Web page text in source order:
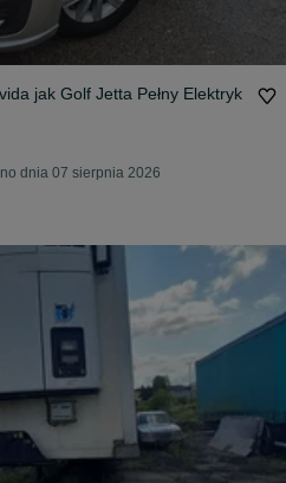
jak Golf Jetta Pełny Elektryk
dnia 07 sierpnia 2026